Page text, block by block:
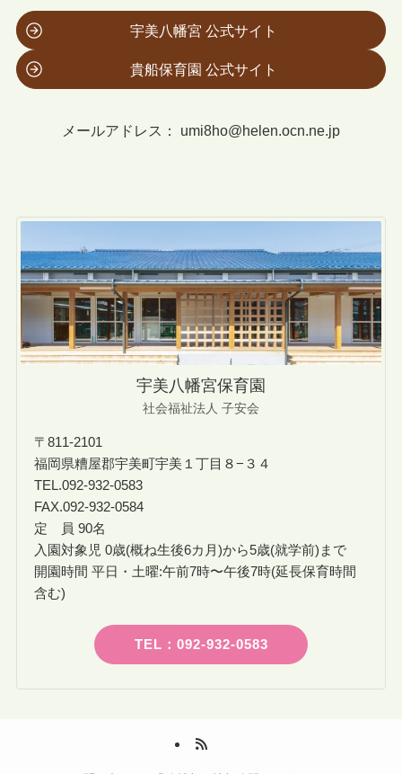
宇美八幡宮 公式サイト
貴船保育園 公式サイト
メールアドレス： umi8ho@helen.ocn.ne.jp
宇美八幡宮保育園
社会福祉法人 子安会
〒811-2101
福岡県糟屋郡宇美町宇美１丁目８−３４
TEL.092-932-0583
FAX.092-932-0584
定 員 90名
入園対象児 0歳(概ね生後6カ月)から5歳(就学前)まで
開園時間 平日・土曜:午前7時〜午後7時(延長保育時間
含む)
TEL：092-932-0583